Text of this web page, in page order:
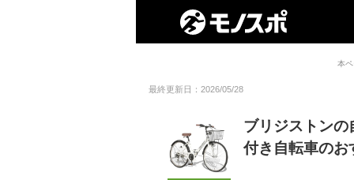
本
最終更新日：2026/05/28
ブリジストン
付き自転車のお